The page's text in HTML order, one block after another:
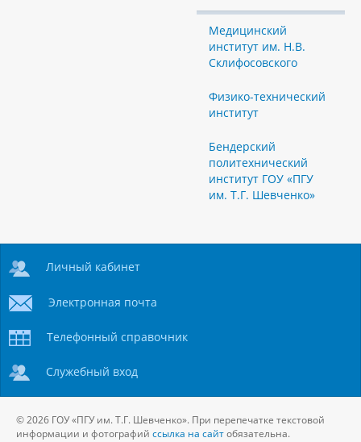
Медицинский
институт им. Н.В.
Склифосовского
Физико-технический
институт
Бендерский
политехнический
институт ГОУ «ПГУ
им. Т.Г. Шевченко»
Личный кабинет
Электронная почта
Телефонный справочник
Служебный вход
© 2026 ГОУ «ПГУ им. Т.Г. Шевченко». При перепечатке текстовой
информации и фотографий ссылка на сайтобязательна.